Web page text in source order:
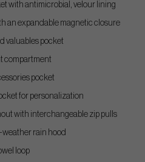
with antimicrobial, velour lining
an expandable magnetic closure
valuables pocket
compartment
pocket
for personalization
with interchangeable zip pulls
rain hood
loop